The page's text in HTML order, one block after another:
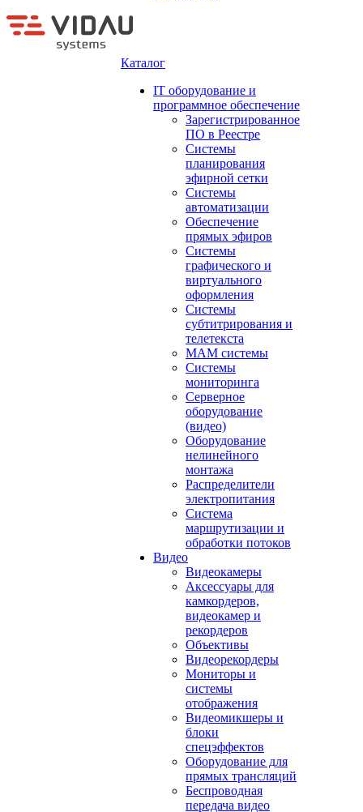
Каталог
IT оборудование и
программное обеспечение
Зарегистрированное
ПО в Реестре
Системы
планирования
эфирной сетки
Системы
автоматизации
Обеспечение
прямых эфиров
Системы
графического и
виртуального
оформления
Системы
субтитрирования и
телетекста
MAM системы
Системы
мониторинга
Серверное
оборудование
(видео)
Оборудование
нелинейного
монтажа
Распределители
электропитания
Система
маршрутизации и
обработки потоков
Видео
Видеокамеры
Аксессуары для
камкордеров,
видеокамер и
рекордеров
Объективы
Видеорекордеры
Мониторы и
системы
отображения
Видеомикшеры и
блоки
спецэффектов
Оборудование для
прямых трансляций
Беспроводная
передача видео